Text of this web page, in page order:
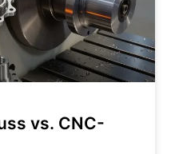
vs. CNC-